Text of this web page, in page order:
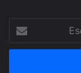
correo